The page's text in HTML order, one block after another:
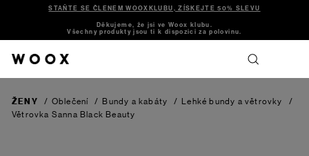
STAŇTE SE ČLENEM WOOXKLUBU, ZÍSKEJTE 50% SLEVU
Děkujeme, že jsi ve Woox klubu.
Všechny produkty jsou ti k dispozici za polovinu.
ŽENY / Oblečení / Bundy a kabáty / Lehké bundy a větrovky
/
Větrovka Sanna Black Beauty